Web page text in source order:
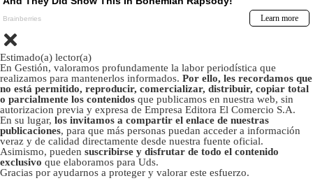
Estimado(a) lector(a)
En Gestión, valoramos profundamente la labor periodística que
realizamos para mantenerlos informados. Por ello, les recordamos que
no está permitido, reproducir, comercializar, distribuir, copiar total
o parcialmente los contenidos que publicamos en nuestra web, sin
autorizacion previa y expresa de Empresa Editora El Comercio S.A.
En su lugar, los invitamos a compartir el enlace de nuestras
publicaciones, para que más personas puedan acceder a información
veraz y de calidad directamente desde nuestra fuente oficial.
Asimismo, pueden suscribirse y disfrutar de todo el contenido
exclusivo que elaboramos para Uds.
Gracias por ayudarnos a proteger y valorar este esfuerzo.